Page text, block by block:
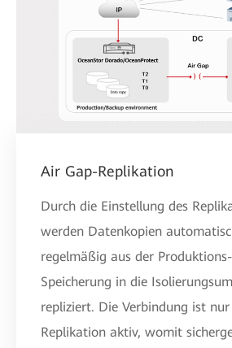
Air Gap-Replikation
Durch die Einstellung des
werden Datenkopien
regelmäßig aus der
Speicherung in die
repliziert. Die Verbindung ist
Replikation aktiv, womit